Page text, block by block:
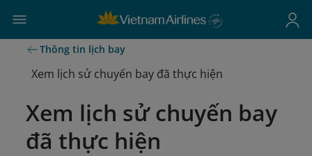
Thông tin lịch bay
Xem lịch sử chuyến bay đã thực hiện
Xem lịch sử chuyến bay
đã thực hiện